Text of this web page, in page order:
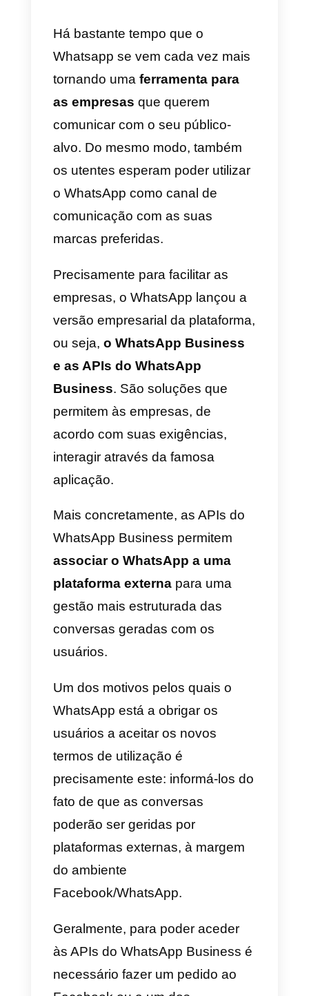
partilhar os dados multi-
plataforma e lançar novas
ferramentas para as empresas
que pretendem interagir e
envolver mais os seus clientes.
O WhatsApp obriga os
seus usuários a aceitar os
novos termos de
utilização: eis porquê
Há bastante tempo que o
Whatsapp se vem cada vez mais
tornando uma
as empresasque querem
comunicar com o seu público-
os utentes esperam poder utilizar
o WhatsApp como canal de
comunicação com as suas
marcas preferidas.
Precisamente para facilitar as
empresas, o WhatsApp lançou a
versão empresarial da
ou seja,o WhatsApp Business